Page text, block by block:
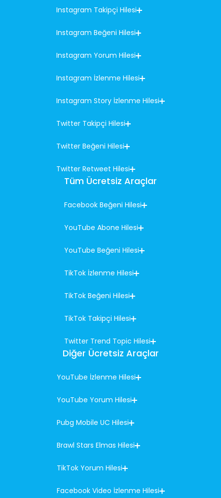
Instagram Takipçi Hilesi
Instagram Beğeni Hilesi
Instagram Yorum Hilesi
Instagram İzlenme Hilesi
Instagram Story İzlenme Hilesi
Twitter Takipçi Hilesi
Twitter Beğeni Hilesi
Twitter Retweet Hilesi
Tüm Ücretsiz Araçlar
Facebook Beğeni Hilesi
YouTube Abone Hilesi
YouTube Beğeni Hilesi
TikTok İzlenme Hilesi
TikTok Beğeni Hilesi
TikTok Takipçi Hilesi
Twitter Trend Topic Hilesi
Diğer Ücretsiz Araçlar
YouTube İzlenme Hilesi
YouTube Yorum Hilesi
Pubg Mobile UC Hilesi
Brawl Stars Elmas Hilesi
TikTok Yorum Hilesi
Facebook Video İzlenme Hilesi